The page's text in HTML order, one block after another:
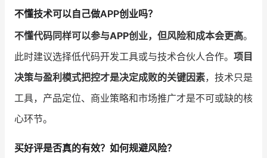
不懂技术可以自己做APP创业吗？
不懂代码同样可以参与APP创业，但风险和成本会更高。
此时建议选择低代码开发工具或与技术合伙人合作。 项目
决策与盈利模式把控才是决定成败的关键因素，技术只是
工具，产品定位、商业策略和市场推广才是不可或缺的核
心环节。
买好评是否真的有效？如何规避风险？